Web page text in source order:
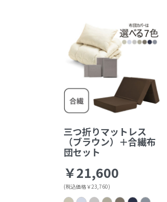
三つ折りマットレス
（ブラウン）＋合繊布
団セット
￥21,600
(税込価格￥23,760)